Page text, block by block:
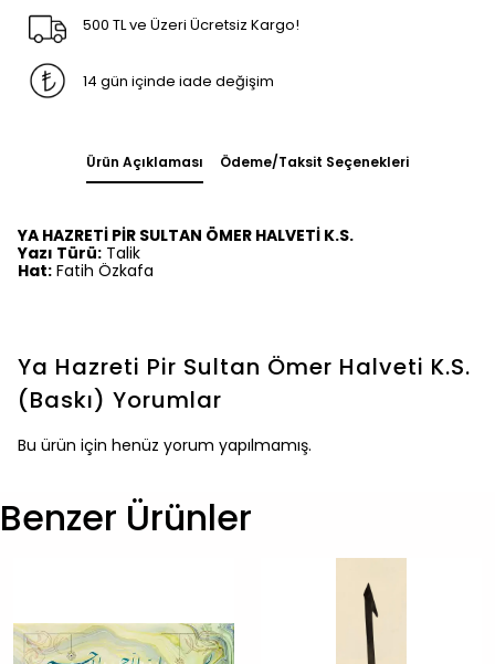
500 TL ve Üzeri Ücretsiz Kargo!
14 gün içinde iade değişim
Ürün Açıklaması Ödeme/Taksit Seçenekleri
YA HAZRETİ PİR SULTAN ÖMER HALVETİ K.S.
Yazı Türü: Talik
Hat: Fatih Özkafa
Ya Hazreti Pir Sultan Ömer Halveti K.S.
(Baskı) Yorumlar
Bu ürün için henüz yorum yapılmamış.
Benzer Ürünler